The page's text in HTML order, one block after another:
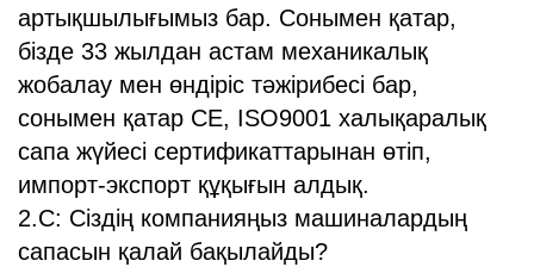
артықшылығымыз бар. Сонымен қатар,
бізде 33 жылдан астам механикалық
жобалау мен өндіріс тәжірибесі бар,
сонымен қатар CE, ISO9001 халықаралық
сапа жүйесі сертификаттарынан өтіп,
импорт-экспорт құқығын алдық.
2.С: Сіздің компанияңыз машиналардың
сапасын қалай бақылайды?